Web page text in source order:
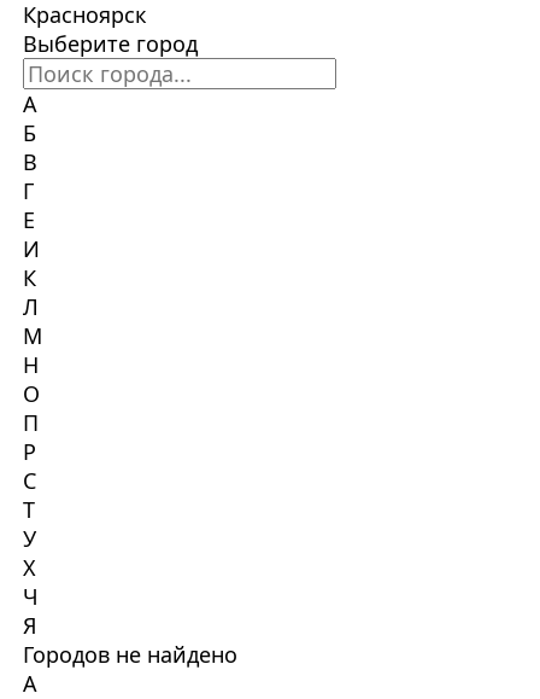
Красноярск
Выберите город
А
Б
В
Г
Е
И
К
Л
М
Н
О
П
Р
С
Т
У
Х
Ч
Я
Городов не найдено
А